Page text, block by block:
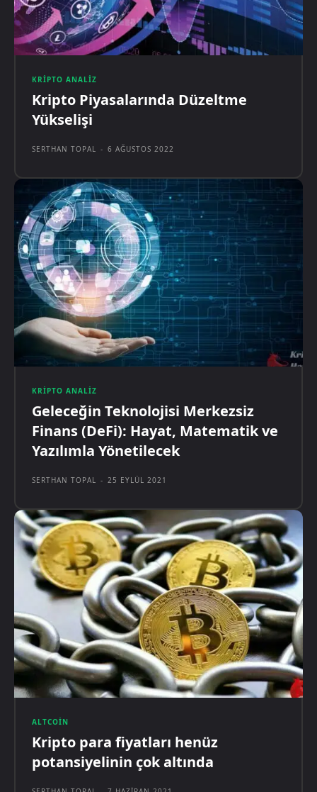
KRIPTO ANALIZ
Kripto Piyasalarında Düzeltme
Yükselişi
SERTHAN TOPAL - 6 AĞUSTOS 2022
KRIPTO ANALIZ
Geleceğin Teknolojisi Merkezsiz
Finans (DeFi): Hayat, Matematik ve
Yazılımla Yönetilecek
SERTHAN TOPAL - 25 EYLÜL 2021
ALTCOIN
Kripto para fiyatları henüz
potansiyelinin çok altında